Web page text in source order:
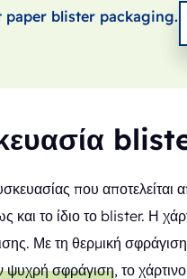
blister packaging.
που αποτελείται
και το ίδιο το blister. Η
Με τη θερμική
ψυχρή σφράγιση, το